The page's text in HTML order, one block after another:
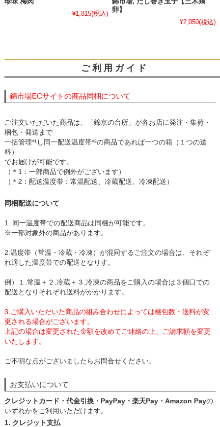
¥1,815(税込)
卵】
¥2,050(税込)
ご 利 用 ガ イ ド
錦市場ECサイトの商品同梱について
ご注文いただいた商品は、「錦京の台所」が各お店に発注・集荷・
梱包・発送まで
一括管理*¹し同一配送温度帯*²の商品であれば一つの箱（１つの送
料）
でお届けが可能です。
（＊1：一部商品で例外がございます）
（＊2：配送温度帯：常温配送、冷蔵配送、冷凍配送）
同梱配送について
1. 同一温度帯での配送商品は同梱が可能です。
※一部対象外の商品があります。
2.温度帯（常温・冷蔵・冷凍）が混同するご注文の場合は、それぞ
れ適した温度帯での配送となりす。
例）１.常温＋２.冷蔵＋３.冷凍の商品をご購入の場合は３個口での
配送となりそれぞれ送料がかかります。
3.ご購入いただいた商品の組み合わせによっては梱包数・送料が変
更される場合がございます。
上記の場合は変更された金額を改めてご連絡の上、ご請求額を変更
いたします。
ご不明な点がございましたらお問合せください。
お支払いについて
クレジットカード・代金引換・PayPay・楽天Pay・Amazon Payの
いずれかをご利用いただけます。
1. クレジット支払